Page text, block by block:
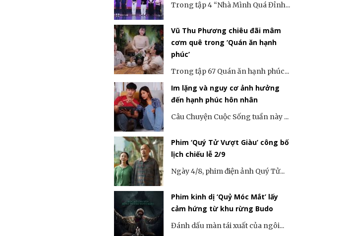
Trong tập 4 “Nhà Mình Quá Đỉnh...
Vũ Thu Phương chiêu đãi mâm
cơm quê trong ‘Quán ăn hạnh
phúc’
Trong tập 67 Quán ăn hạnh phúc...
Im lặng và nguy cơ ảnh hưởng
đến hạnh phúc hôn nhân
Câu Chuyện Cuộc Sống tuần này ...
Phim ‘Quý Tử Vượt Giàu’ công bố
lịch chiếu lễ 2/9
Ngày 4/8, phim điện ảnh Quý Tử...
Phim kinh dị ‘Quỷ Móc Mắt’ lấy
cảm hứng từ khu rừng Budo
Đánh dấu màn tái xuất của ngôi...